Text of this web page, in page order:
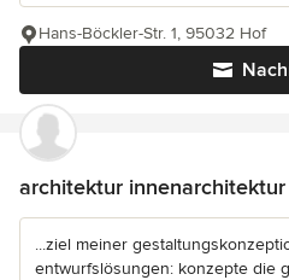
Hans-Böckler-Str. 1, 95032 Hof
architektur
...ziel meiner
entwurfslösungen: konzepte die